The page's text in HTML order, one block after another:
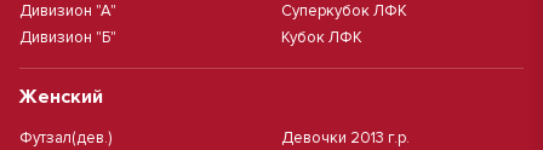
Дивизион "А"
Дивизион "Б"
Суперкубок ЛФК
Кубок ЛФК
Женский
Футзал(дев.)
Девочки 2013 г.р.